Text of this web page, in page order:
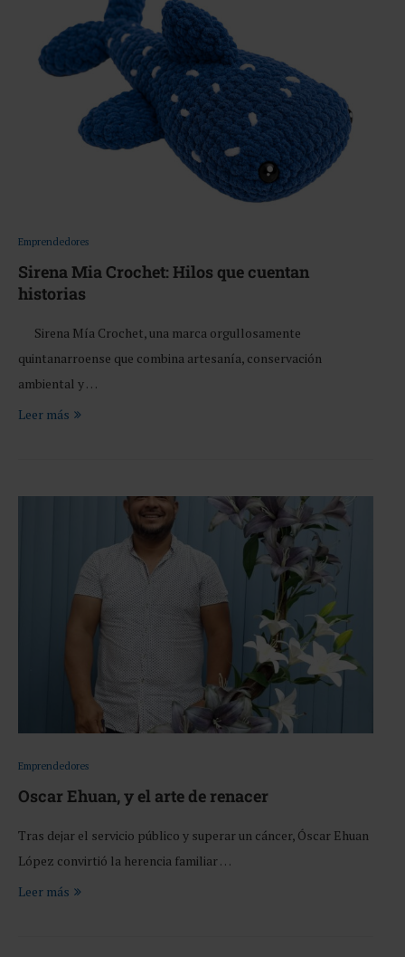
Emprendedores
Sirena Mia Crochet: Hilos que cuentan
historias
Sirena Mía Crochet, una marca orgullosamente
quintanarroense que combina artesanía, conservación
ambiental y …
Leer más
Emprendedores
Oscar Ehuan, y el arte de renacer
Tras dejar el servicio público y superar un cáncer, Óscar Ehuan
López convirtió la herencia familiar …
Leer más